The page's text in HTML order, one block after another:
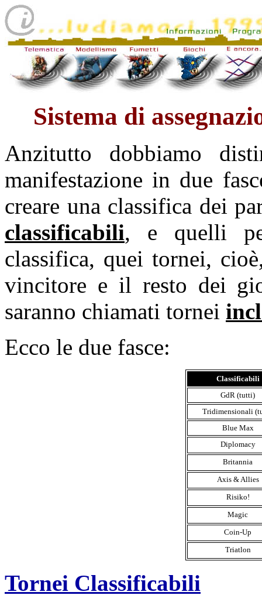
Sistema di
Anzitutto dobbiamo
manifestazione in due
creare una classifica dei
classificabili, e quelli
classifica, quei tornei,
vincitore e il resto dei
saranno chiamati tornei
Ecco le due fasce:
Classificabili
GdR (tutti)
Tridimensionali
Blue Max
Diplomacy
Britannia
Axis & Allies
Risiko!
Magic
Coin-Up
Triatlon
Tornei Classificabili